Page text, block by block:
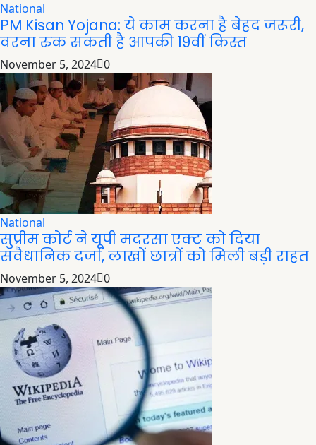
National
PM Kisan Yojana: ये काम करना है बेहद जरूरी,
वरना रुक सकती है आपकी 19वीं किस्त
November 5, 2024 0
National
सुप्रीम कोर्ट ने यूपी मदरसा एक्ट को दिया
संवैधानिक दर्जा, लाखों छात्रों को मिली बड़ी राहत
November 5, 2024 0